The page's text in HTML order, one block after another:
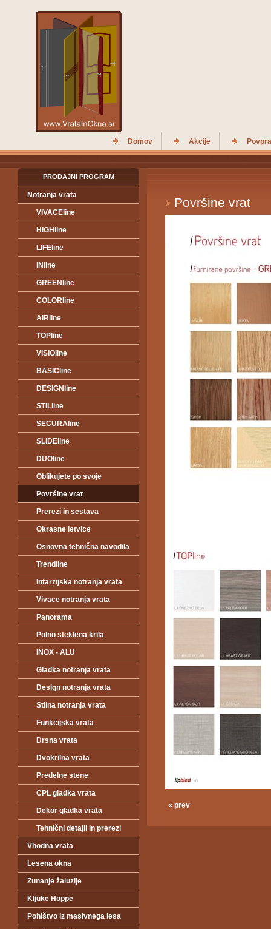
Domov Akcije
PRODAJNI PROGRAM
Notranja vrata
VIVACEline
HIGHline
LIFEline
INline
GREENline
COLORline
AIRline
TOPline
VISIOline
BASICline
DESIGNline
STILline
SECURAline
SLIDEline
DUOline
Oblikujete po svoje
Površine vrat
Prerezi in sestava
Okrasne letvice
Osnovna tehnična navodila
Trendline
Intarzijska notranja vrata
Vivace notranja vrata
Panorama
Polno steklena krila
INOX - ALU
Gladka notranja vrata
Design notranja vrata
Stilna notranja vrata
Funkcijska vrata
Drsna vrata
Dvokrilna vrata
Predelne stene
CPL gladka vrata
Dekor gladka vrata
Tehnični detajli in prerezi
Vhodna vrata
Lesena okna
Zunanje žaluzije
Kljuke Hoppe
Pohištvo iz masivnega lesa
Površine vrat
« prev